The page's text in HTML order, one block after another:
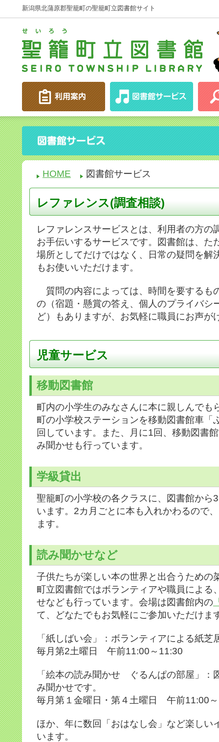
新潟県北蒲原郡聖籠町の聖籠町立図書館サイト
HOME 図書館サービス
レファレンス(調査相談)
レファレンスサービスとは、利用者の方の
お手伝いするサービスです。図書館は、た
場所としてだけではなく、日常の疑問を解
もお使いいただけます。
質問の内容によっては、時間を要するも
の（宿題・懸賞の答え、個人のプライバシ
ど）もありますが、お気軽に職員にお声が
児童サービス
移動図書館
町内の小学生のみなさんに本に親しんでも
町の小学校ステーションを移動図書館車「
回しています。また、月に1回、移動図書
み聞かせも行っています。
学級貸出
聖籠町の小学校の各クラスに、図書館から
います。2カ月ごとに本も入れかわるので
ます。
読み聞かせなど
子供たちが楽しい本の世界と出合うための
町立図書館ではボランティアや職員による
せなども行っています。会場は図書館内の
て、どなたでもお気軽にご参加いただけま
「紙しばい会」：ボランティアによる紙芝
毎月第2土曜日 午前11:00～11:30
「絵本の読み聞かせ ぐるんぱの部屋」：
み聞かせです。
毎月第１金曜日・第４土曜日 午前11:00
ほか、年に数回「おはなし会」など楽しい
います。